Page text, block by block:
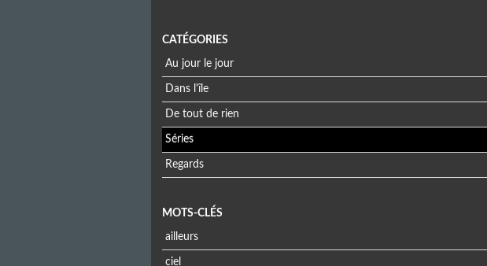
CATÉGORIES
Au jour le jour
Dans l'île
De tout de rien
Séries
Regards
MOTS-CLÉS
ailleurs
ciel